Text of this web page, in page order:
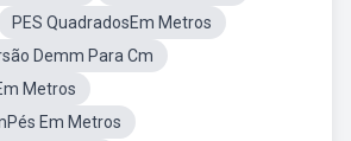
PES QuadradosEm Metros
Demm Para Cm
Metros
Em Metros